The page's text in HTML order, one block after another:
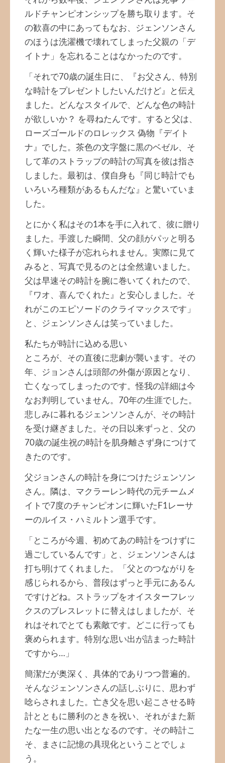
ルドチャンピオンシップを勝ち取ります。そ
の歓喜の中にあってもなお、ジェンソンさん
のほうは洗濯機で壊れてしまった父親の「デ
イトナ」を忘れることはなかったのです。
「それで70歳の誕生日に、『お父さん、特別
な時計をプレゼントしたいんだけど』と伝え
ました。どんなスタイルで、どんな色の時計
が欲しいか？ を尋ねたんです。すると父は、
ローズゴールドのロレックス 偽物『デイト
ナ』でした。茶色の文字盤に黒のベゼル、そ
して革のストラップの時計の写真を彼は指さ
しました。最初は、僕自身も『同じ時計でも
いろいろ種類があるもんだな』と驚いていま
した。
とにかく私はその1本を手に入れて、彼に贈り
ました。手渡した瞬間、父の顔がパッと明る
く輝いた様子が忘れられません。実際に見て
みると、写真で見るのとは全然違いました。
父は早速その時計を腕に巻いてくれたので、
『ワオ、喜んでくれた』と安心しました。そ
れがこのエピソードのクライマックスです」
と、ジェンソンさんは笑っていました。
私たちが時計に込める思い
ところが、その直後に悲劇が襲います。その
年、ジョンさんは頭部の外傷が原因となり、
亡くなってしまったのです。怪我の詳細は今
なお判明していません。70年の生涯でした。
悲しみに暮れるジェンソンさんが、その時計
を受け継ぎました。その日以来ずっと、父の
70歳の誕生祝の時計を肌身離さず身につけて
きたのです。
父ジョンさんの時計を身につけたジェンソン
さん。隣は、マクラーレン時代の元チームメ
イトで7度のチャンピオンに輝いたF1レーサ
ーのルイス・ハミルトン選手です。
「ところが今週、初めてあの時計をつけずに
過ごしているんです」と、ジェンソンさんは
打ち明けてくれました。「父とのつながりを
感じられるから、普段はずっと手元にあるん
ですけどね。ストラップをオイスターフレッ
クスのブレスレットに替えはしましたが、そ
れはそれでとても素敵です。どこに行っても
褒められます。特別な思い出が詰まった時計
ですから…」
簡潔だが奥深く、具体的でありつつ普遍的。
そんなジェンソンさんの話しぶりに、思わず
唸らされました。亡き父を思い起こさせる時
計とともに勝利のときを祝い、それがまた新
たな一生の思い出となるのです。その時計こ
そ、まさに記憶の具現化ということでしょ
う。